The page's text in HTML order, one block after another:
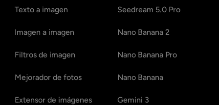
Texto a imagen
Imagen a imagen
Filtros de imagen
Mejorador de fotos
Extensor de imágenes
Seedream 5.0 Pro
Nano Banana 2
Nano Banana Pro
Nano Banana
Gemini 3